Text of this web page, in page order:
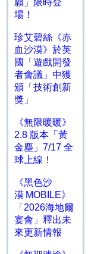
願」限時登
場！
珍艾碧絲《赤
血沙漠》於英
國「遊戲開發
者會議」中獲
頒「技術創新
獎」
《無限暖暖》
2.8 版本「黃
金塵」7/17 全
球上線！
《黑色沙
漠 MOBILE》
「2026海地爾
宴會」釋出未
來更新情報